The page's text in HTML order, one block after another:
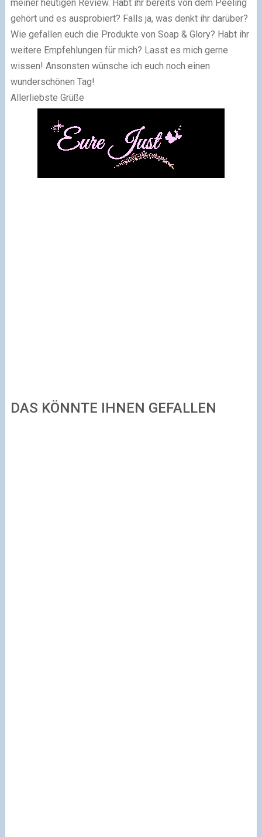
meiner heutigen Review. Habt ihr bereits von dem Peeling
gehört und es ausprobiert? Falls ja, was denkt ihr darüber?
Wie gefallen euch die Produkte von Soap & Glory? Habt ihr
weitere Empfehlungen für mich? Lasst es mich gerne
wissen! Ansonsten wünsche ich euch noch einen
wunderschönen Tag!
Allerliebste Grüße
DAS KÖNNTE IHNEN GEFALLEN